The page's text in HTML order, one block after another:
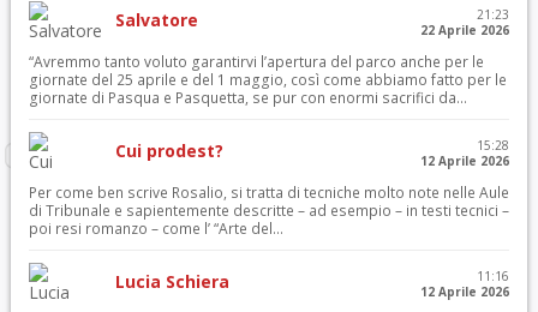
Salvatore
21:23
22 Aprile 2026
“Avremmo tanto voluto garantirvi l’apertura del parco anche per le
giornate del 25 aprile e del 1 maggio, così come abbiamo fatto per le
giornate di Pasqua e Pasquetta, se pur con enormi sacrifici da...
Cui prodest?
15:28
12 Aprile 2026
Per come ben scrive Rosalio, si tratta di tecniche molto note nelle Aule
di Tribunale e sapientemente descritte – ad esempio – in testi tecnici –
poi resi romanzo – come l’ “Arte del...
Lucia Schiera
11:16
12 Aprile 2026